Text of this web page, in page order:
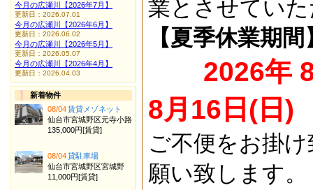
業とさせてい
【夏季休業期間
2026年
8月16日(日)
ご不便をお掛
願い致します。
今月の広瀬川【2026年7月】
更新日：2026.07.01
今月の広瀬川【2026年6月】
更新日：2026.06.02
今月の広瀬川【2026年5月】
更新日：2026.05.07
今月の広瀬川【2026年4月】
更新日：2026.04.03
新着物件
08/04賃貸メゾネット
仙台市宮城野区元寺小路
135,000円[賃貸]
08/04貸駐車場
仙台市宮城野区宮城野
11,000円[賃貸]